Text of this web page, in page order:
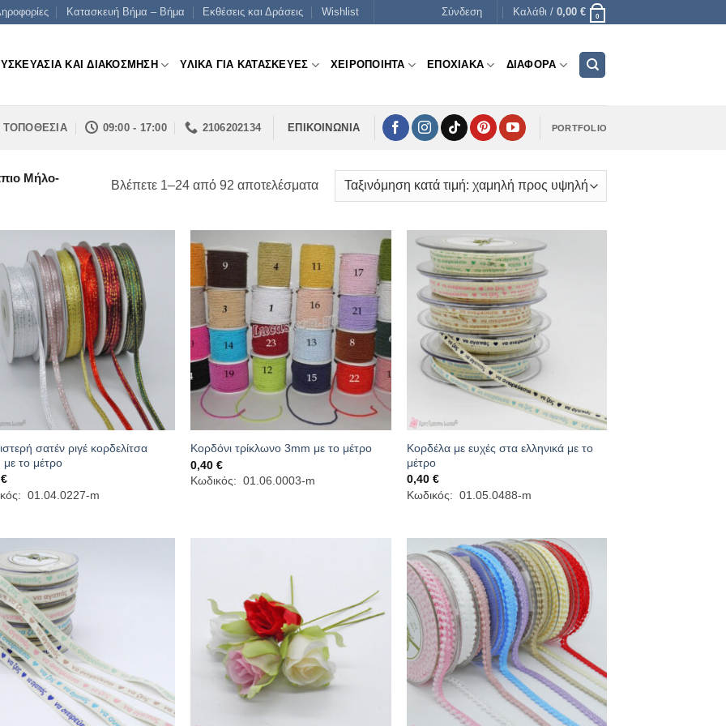
Κατασκευή Βήμα – Βήμα Εκθέσεις και Δράσεις Wishlist Σύνδεση Καλάθι / 0,00 € 0
ΚΑΙ ΔΙΑΚΟΣΜΗΣΗ ΥΛΙΚΑ ΓΙΑ ΚΑΤΑΣΚΕΥΕΣ ΧΕΙΡΟΠΟΙΗΤΑ ΕΠΟΧΙΑΚΑ ΔΙΑΦΟΡΑ
ΤΟΠΟΘΕΣΙΑ 09:00 - 17:00 2106202134 ΕΠΙΚΟΙΝΩΝΙΑ PORTFOLIO
Μήλο-
Βλέπετε 1–24 από 92 αποτελέσματαSorted
low
to
high
σατέν ριγέ κορδελίτσα
το μέτρο
€
01.04.0227-m
Κορδόνι τρίκλωνο 3mm με το μέτρο
0,40€
Κωδικός: 01.06.0003-m
Κορδέλα με ευχές στα ελληνικά με το
μέτρο
0,40€
Κωδικός: 01.05.0488-m